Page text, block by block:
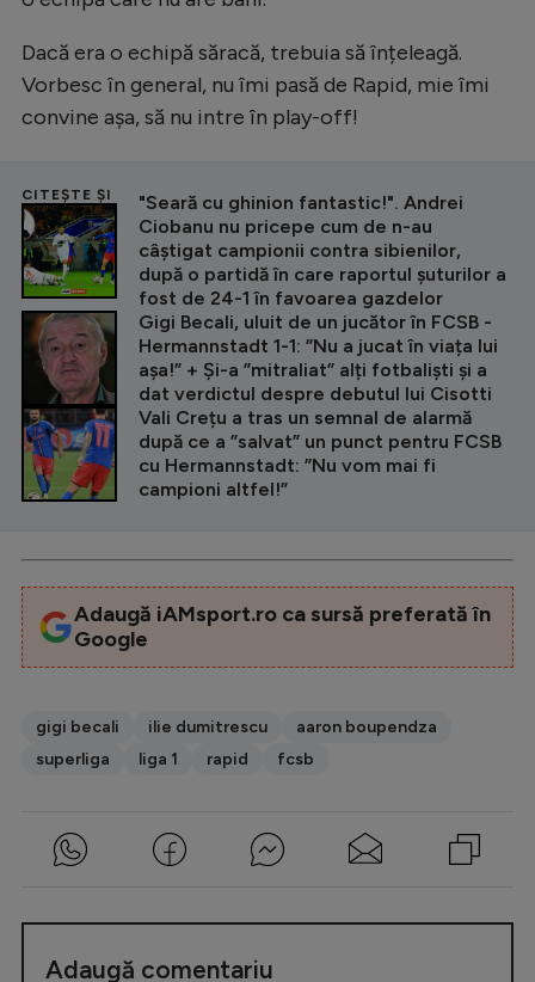
Dacă era o echipă săracă, trebuia să înțeleagă.
Vorbesc în general, nu îmi pasă de Rapid, mie îmi
convine așa, să nu intre în play-off!
CITEȘTE ȘI
"Seară cu ghinion fantastic!". Andrei
Ciobanu nu pricepe cum de n-au
câștigat campionii contra sibienilor,
după o partidă în care raportul șuturilor a
fost de 24-1 în favoarea gazdelor
Gigi Becali, uluit de un jucător în FCSB -
Hermannstadt 1-1: ”Nu a jucat în viața lui
așa!” + Și-a ”mitraliat” alți fotbaliști și a
dat verdictul despre debutul lui Cisotti
Vali Crețu a tras un semnal de alarmă
după ce a ”salvat” un punct pentru FCSB
cu Hermannstadt: ”Nu vom mai fi
campioni altfel!”
Adaugă iAMsport.ro ca sursă preferată în
Google
gigi becali ilie dumitrescu
aaron boupendza
superliga
liga 1 rapid fcsb
Adaugă comentariu